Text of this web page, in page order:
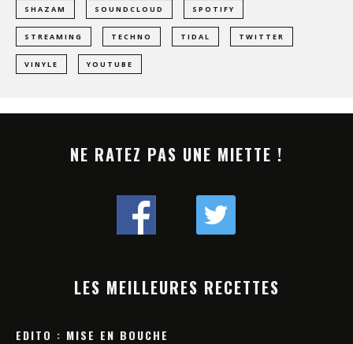
SHAZAM SOUNDCLOUD SPOTIFY
STREAMING TECHNO TIDAL TWITTER
VINYLE YOUTUBE
NE RATEZ PAS UNE MIETTE !
LES MEILLEURES RECETTES
EDITO : MISE EN BOUCHE